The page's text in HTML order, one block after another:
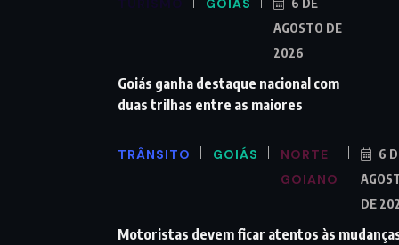
AGOSTO DE
2026
Goiás ganha destaque nacional com
duas trilhas entre as maiores
TRÂNSITO GOIÁS
NORTE
GOIANO
6
DE
Motoristas devem ficar atentos às